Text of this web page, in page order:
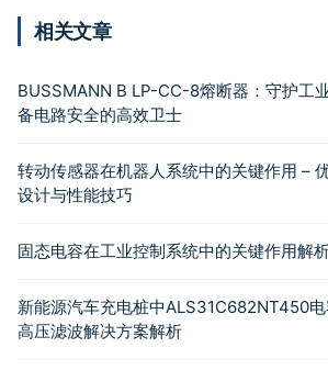
相关文章
BUSSMANN B LP-CC-8熔断器：守护工
备电路安全的高效卫士
转动传感器在机器人系统中的关键作用 –
设计与性能技巧
固态电容在工业控制系统中的关键作用解
新能源汽车充电桩中ALS31C682NT450
高压滤波解决方案解析